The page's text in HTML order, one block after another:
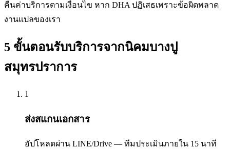
คืนค่าบริการตามเงื่อนไข หาก DHA ปฏิเสธเพราะข้อผิดพลาด
งานแปลของเรา
5 ขั้นตอนรับบริการจากนิคมบางปู
สมุทรปราการ
1
ส่งสแกนเอกสาร
อัปโหลดผ่าน LINE/Drive — ทีมประเมินภายใน 15 นาที